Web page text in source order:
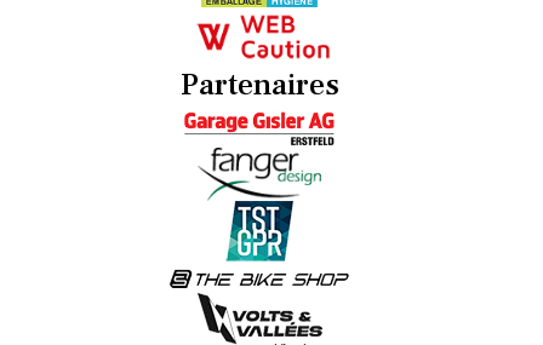
Partenaires